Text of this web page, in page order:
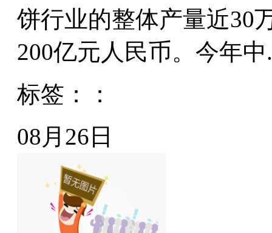
饼行业的整体产量近30
200亿元人民币。今年中
标签：：
08月26日